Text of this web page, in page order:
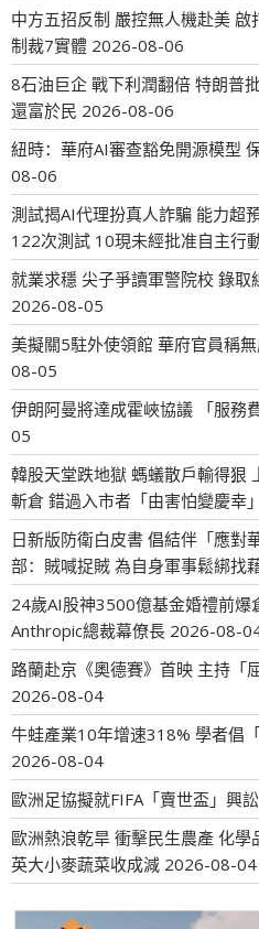
中方五招反制 嚴控無人機赴美 啟
制裁7實體 2026-08-06
8石油巨企 戰下利潤翻倍 特朗普
還富於民 2026-08-06
紐時：華府AI審查豁免開源模型
08-06
測試揭AI代理扮真人詐騙 能力超
122次測試 10現未經批准自主行
就業求穩 尖子爭讀軍警院校 錄取
2026-08-05
美擬關5駐外使領館 華府官員稱
08-05
伊朗阿曼將達成霍峽協議 「服務
05
韓股天堂跌地獄 螞蟻散戶輸得狠
斬倉 錯過入市者「由害怕變慶幸」
日新版防衛白皮書 倡結伴「應對
部：賊喊捉賊 為自身軍事鬆綁找
24歲AI股神3500億基金婚禮前
Anthropic總裁幕僚長 2026-08-
路蘭赴京《奧德賽》首映 主持「
2026-08-04
牛蛙產業10年增速318% 學者倡
2026-08-04
歐洲足協擬就FIFA「賣世盃」興訟
歐洲熱浪乾旱 衝擊民生農產 化學
英大小麥蔬菜收成減 2026-08-04